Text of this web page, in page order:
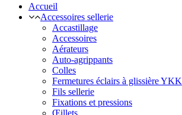
Accueil
Accessoires sellerie
Accastillage
Accessoires
Aérateurs
Auto-agrippants
Colles
Fermetures éclairs à glissière YKK
Fils sellerie
Fixations et pressions
Œillets